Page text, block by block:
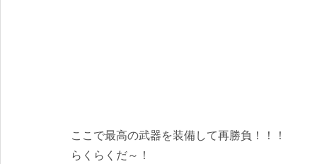
ここで最高の武器を装備して再勝負！！！
らくらくだ～！